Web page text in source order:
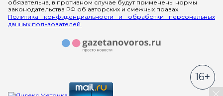
обязательна, в противном случае будут применены нормы
законодательства РФ об авторских и смежных правах.
Политика конфиденциальности и обработки персональных
данных пользователей.
16+